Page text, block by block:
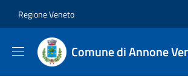
Regione Veneto
Comune di Annone